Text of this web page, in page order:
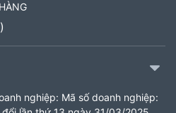
La)
nghiệp: Mã số doanh nghiệp: